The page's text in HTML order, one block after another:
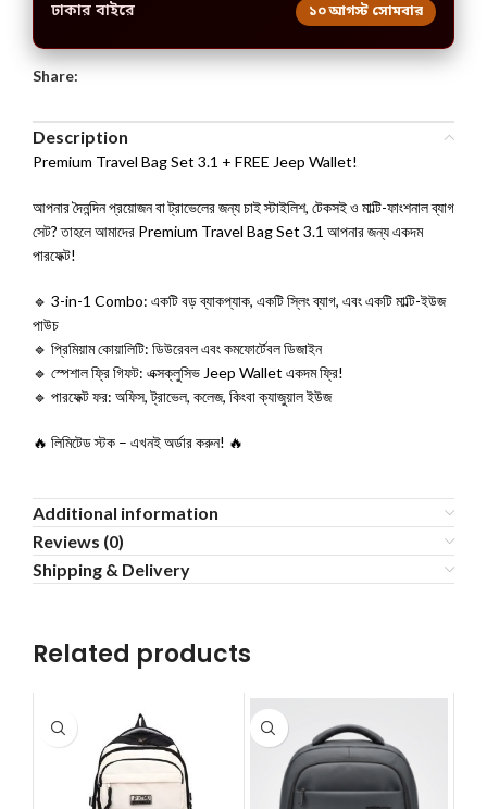
ঢাকার বাইরে ১০ আগস্ট সোমবার
Share:
Description
Premium Travel Bag Set 3.1 + FREE Jeep Wallet!
আপনার দৈনন্দিন প্রয়োজন বা ট্রাভেলের জন্য চাই স্টাইলিশ, টেকসই ও মাল্টি-ফাংশনাল ব্যাগ
সেট? তাহলে আমাদের Premium Travel Bag Set 3.1 আপনার জন্য একদম
পারফেক্ট!
🔹 3-in-1 Combo: একটি বড় ব্যাকপ্যাক, একটি স্লিং ব্যাগ, এবং একটি মাল্টি-ইউজ
পাউচ
🔹 প্রিমিয়াম কোয়ালিটি: ডিউরেবল এবং কমফোর্টেবল ডিজাইন
🔹 স্পেশাল ফ্রি গিফট: এক্সক্লুসিভ Jeep Wallet একদম ফ্রি!
🔹 পারফেক্ট ফর: অফিস, ট্রাভেল, কলেজ, কিংবা ক্যাজুয়াল ইউজ
🔥 লিমিটেড স্টক – এখনই অর্ডার করুন! 🔥
Additional information
Reviews (0)
Shipping & Delivery
Related products